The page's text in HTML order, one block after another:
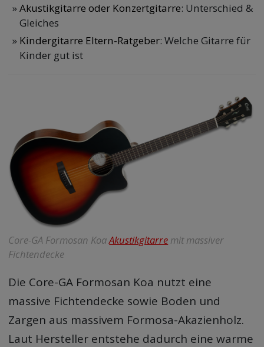
Akustikgitarre oder Konzertgitarre: Unterschied &
Gleiches
Kindergitarre Eltern-Ratgeber: Welche Gitarre für
Kinder gut ist
Core-GA Formosan KoaAkustikgitarre mit massiver
Fichtendecke
Die Core-GA Formosan Koa nutzt eine
massive Fichtendecke sowie Boden und
Zargen aus massivem Formosa-Akazienholz.
Laut Hersteller entstehe dadurch eine warme